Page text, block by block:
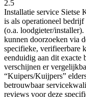
2.5
Installatie service Sietse
is als operationeel
(o.a. loodgieter/
kunnen doorzoeken via
specifieke, verifieerbare
eenduidig aan dit exacte
verschijnen er
“Kuipers/Kuijpers”
betrouwbaar
reviews voor deze